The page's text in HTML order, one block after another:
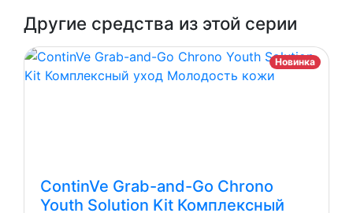
Другие средства из этой серии
Новинка
ContinVe Grab-and-Go Chrono
Youth Solution Kit Комплексный